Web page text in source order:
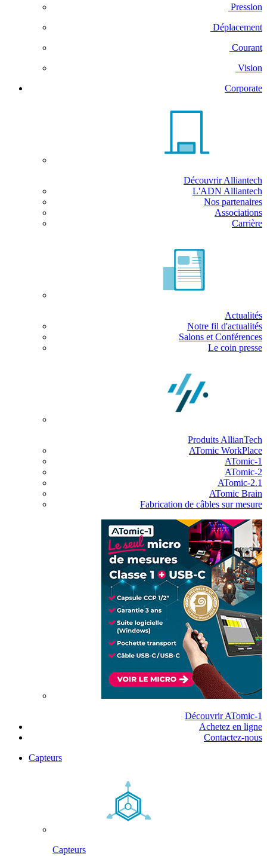
Pression
Déplacement
Courant
Vision
Corporate
Découvrir Alliantech
L'ADN Alliantech
Nos partenaires
Associations
Carrière
Actualités
Notre fil d'actualités
Salons et Conférences
Le coin presse
Produits AllianTech
ATomic WorkPlace
ATomic-1
ATomic-2
ATomic-2.1
ATomic Brain
Fabrication de câbles sur mesure
Découvrir ATomic-1
Achetez en ligne
Contactez-nous
Capteurs
Capteurs